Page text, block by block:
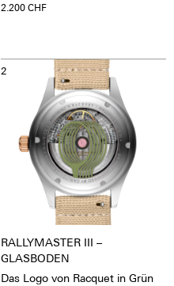
2.200CHF
2
RALLYMASTER III –
GLASBODEN
Das Logo von Racquet in Grün